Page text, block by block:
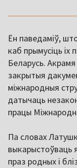
Ён паведаміў,
каб прымусіць іх
Беларусь.
закрытыя
міжнародныя
датычаць
працы
Па словах
выкарыстоўваць
праз родных і